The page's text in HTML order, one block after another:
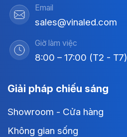
Email
sales@vinaled.com
Giờ làm việc
8:00 – 17:00 (T2 - T7)
Giải pháp chiếu sáng
Showroom - Cửa hàng
Không gian sống